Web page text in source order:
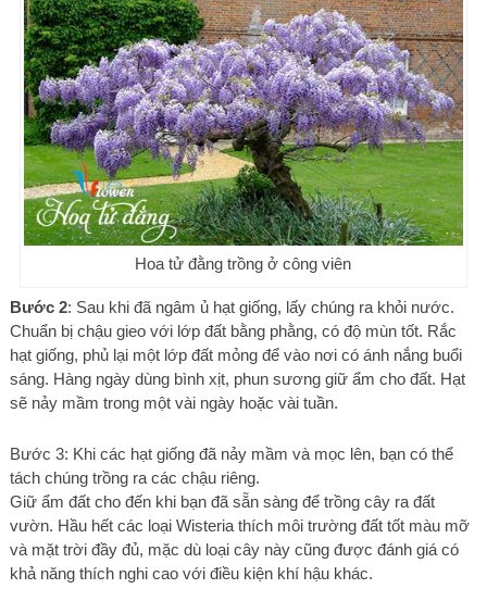
Hoa tử đằng trồng ở công viên
Bước 2: Sau khi đã ngâm ủ hạt giống, lấy chúng ra khỏi nước.
Chuẩn bị chậu gieo với lớp đất bằng phằng, có độ mùn tốt. Rắc
hạt giống, phủ lại một lớp đất mỏng để vào nơi có ánh nắng buổi
sáng. Hàng ngày dùng bình xịt, phun sương giữ ẩm cho đất. Hạt
sẽ nảy mầm trong một vài ngày hoặc vài tuần.
Bước 3: Khi các hạt giống đã nảy mầm và mọc lên, bạn có thể
tách chúng trồng ra các chậu riêng.
Giữ ẩm đất cho đến khi bạn đã sẵn sàng để trồng cây ra đất
vườn. Hầu hết các loại Wisteria thích môi trường đất tốt màu mỡ
và mặt trời đầy đủ, mặc dù loại cây này cũng được đánh giá có
khả năng thích nghi cao với điều kiện khí hậu khác.